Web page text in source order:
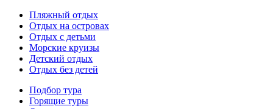
Пляжный отдых
Отдых на островах
Отдых с детьми
Морские круизы
Детский отдых
Отдых без детей
Подбор тура
Горящие туры